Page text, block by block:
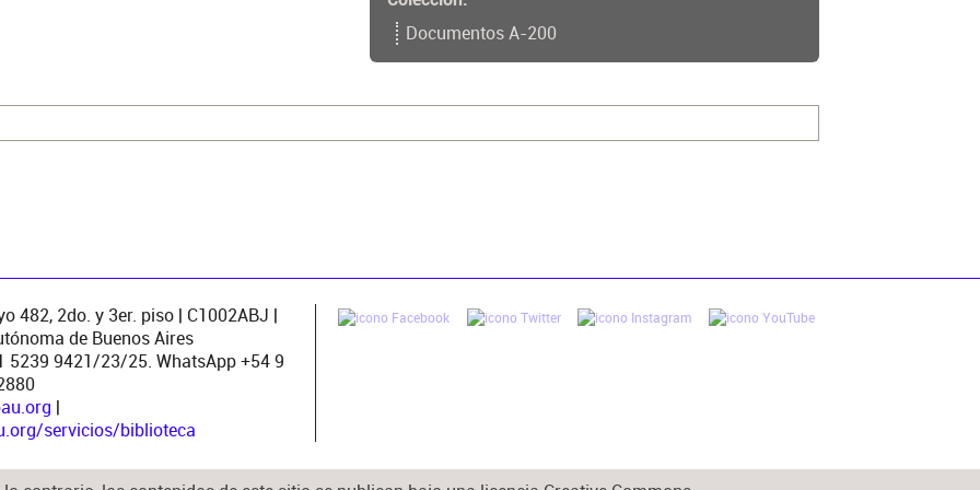
pergamo/documento.php?
Documentos A-200
482, 2do. y 3er. piso | C1002ABJ |
de Buenos Aires
5239 9421/23/25. WhatsApp +54 9
|
servicios/biblioteca